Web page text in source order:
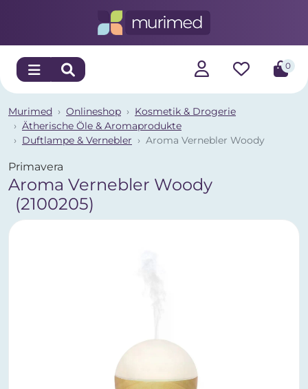
0
Murimed Onlineshop
Kosmetik & Drogerie
Ätherische Öle & Aromaprodukte
Duftlampe & Vernebler
Aroma Vernebler Woody
Primavera
Aroma Vernebler Woody
(2100205)